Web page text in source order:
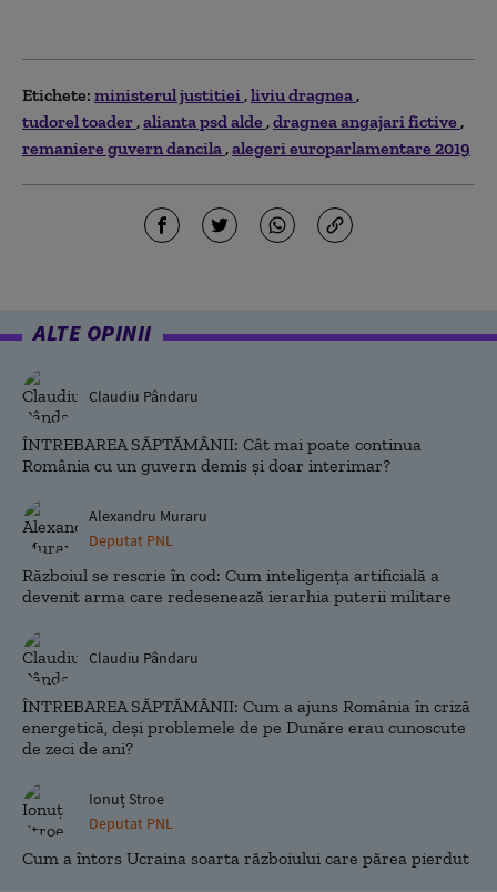
Etichete: ministerul justitiei liviu dragnea
tudorel toader alianta psd alde dragnea angajari fictive
remaniere guvern dancila alegeri europarlamentare 2019
ALTE OPINII
Claudiu Pândaru
ÎNTREBAREA SĂPTĂMÂNII: Cât mai poate continua
România cu un guvern demis și doar interimar?
Alexandru Muraru
Deputat PNL
Războiul se rescrie în cod: Cum inteligența artificială a
devenit arma care redesenează ierarhia puterii militare
Claudiu Pândaru
ÎNTREBAREA SĂPTĂMÂNII: Cum a ajuns România în criză
energetică, deși problemele de pe Dunăre erau cunoscute
de zeci de ani?
Ionuț Stroe
Deputat PNL
Cum a întors Ucraina soarta războiului care părea pierdut